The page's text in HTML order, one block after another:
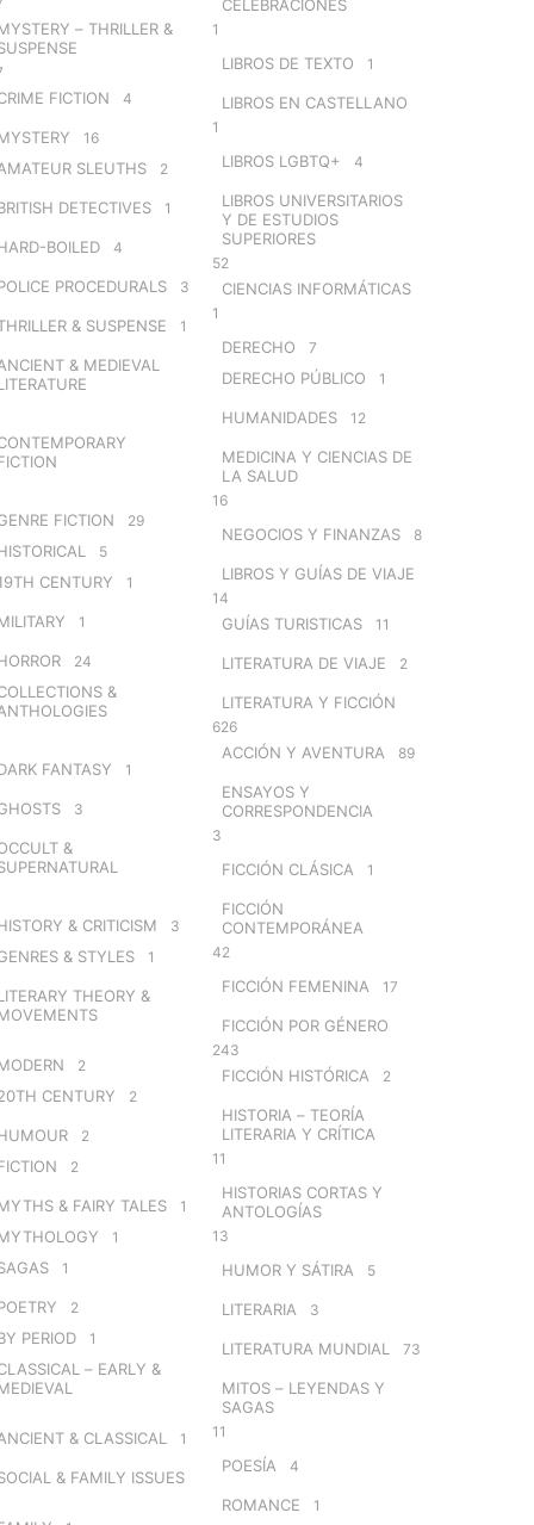
– THRILLER &
FICTION 4
16
SLEUTHS 2
DETECTIVES 1
BOILED 4
PROCEDURALS 3
& SUSPENSE 1
& MEDIEVAL
FICTION 29
5
CENTURY 1
1
24
&
FANTASY 1
3
&
& CRITICISM 3
& STYLES 1
THEORY &
2
CENTURY 2
2
2
& FAIRY TALES 1
1
1
2
PERIOD 1
– EARLY &
& CLASSICAL 1
& FAMILY ISSUES
CELEBRACIONES
1
LIBROS DE TEXTO 1
LIBROS EN CASTELLANO
1
LIBROS LGBTQ+ 4
LIBROS UNIVERSITARIOS
Y DE ESTUDIOS
SUPERIORES
52
CIENCIAS INFORMÁTICAS
1
DERECHO 7
DERECHO PÚBLICO 1
HUMANIDADES 12
MEDICINA Y CIENCIAS DE
LA SALUD
16
NEGOCIOS Y FINANZAS 8
LIBROS Y GUÍAS DE VIAJE
14
GUÍAS TURISTICAS 11
LITERATURA DE VIAJE 2
LITERATURA Y FICCIÓN
626
ACCIÓN Y AVENTURA 89
ENSAYOS Y
CORRESPONDENCIA
3
FICCIÓN CLÁSICA 1
FICCIÓN
CONTEMPORÁNEA
42
FICCIÓN FEMENINA 17
FICCIÓN POR GÉNERO
243
FICCIÓN HISTÓRICA 2
HISTORIA – TEORÍA
LITERARIA Y CRÍTICA
11
HISTORIAS CORTAS Y
ANTOLOGÍAS
13
HUMOR Y SÁTIRA 5
LITERARIA 3
LITERATURA MUNDIAL 73
MITOS – LEYENDAS Y
SAGAS
11
POESÍA 4
ROMANCE 1